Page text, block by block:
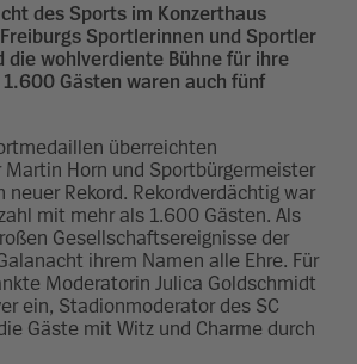
des Sports im Konzerthaus
Sportlerinnen und Sportler
die wohlverdiente Bühne für ihre
Gästen waren auch fünf
überreichten
Martin Horn und Sportbürgermeister
neuer Rekord. Rekordverdächtig war
mit mehr als 1.600 Gästen. Als
Gesellschaftsereignisse der
ihrem Namen alle Ehre. Für
Moderatorin Julica Goldschmidt
ein, Stadionmoderator des SC
Gäste mit Witz und Charme durch